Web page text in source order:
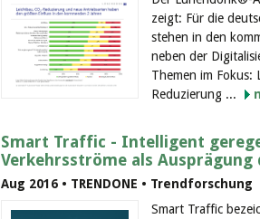
zeigt: Für die
stehen in den
neben der
Themen im Fokus:
Reduzierung ...
Smart Traffic - Intelligent
Verkehrsströme als Ausprägung
Aug 2016 • TRENDONE • Trendforschung
Smart Traffic